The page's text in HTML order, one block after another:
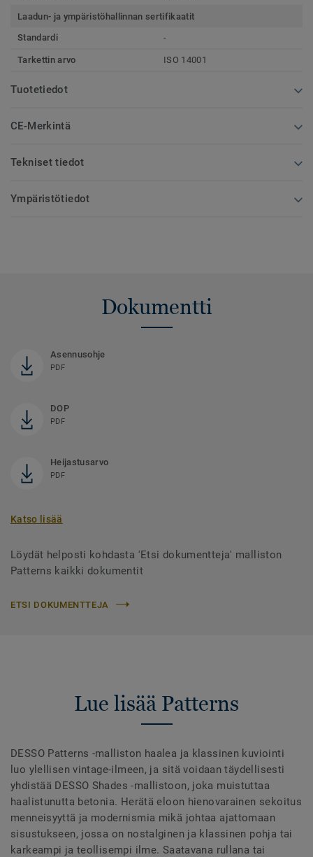
Laadun- ja ympäristöhallinnan sertifikaatit
Standardi
-
Tarkettin arvo ISO 14001
Tuotetiedot
CE-Merkintä
Tekniset tiedot
Ympäristötiedot
Dokumentti
Asennusohje
PDF
DOP
PDF
Heijastusarvo
PDF
Katso lisää
Löydät helposti kohdasta 'Etsi dokumentteja' malliston
Patterns kaikki dokumentit
ETSI DOKUMENTTEJA
Lue lisää Patterns
DESSO Patterns -malliston haalea ja klassinen kuviointi
luo ylellisen vintage-ilmeen, ja sitä voidaan täydellisesti
yhdistää DESSO Shades -mallistoon, joka muistuttaa
haalistunutta betonia. Herätä eloon hienovarainen sekoitus
menneisyyttä ja modernismia mikä johtaa ajattomaan
sisustukseen, jossa on nostalginen ja klassinen pohja tai
karkeampi ja teollisempi ilme. Saatavana rullana tai